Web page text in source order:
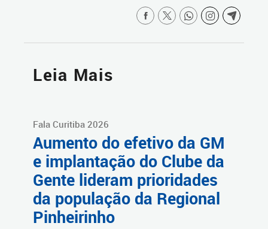
Leia Mais
Fala Curitiba 2026
Aumento do efetivo da GM
e implantação do Clube da
Gente lideram prioridades
da população da Regional
Pinheirinho